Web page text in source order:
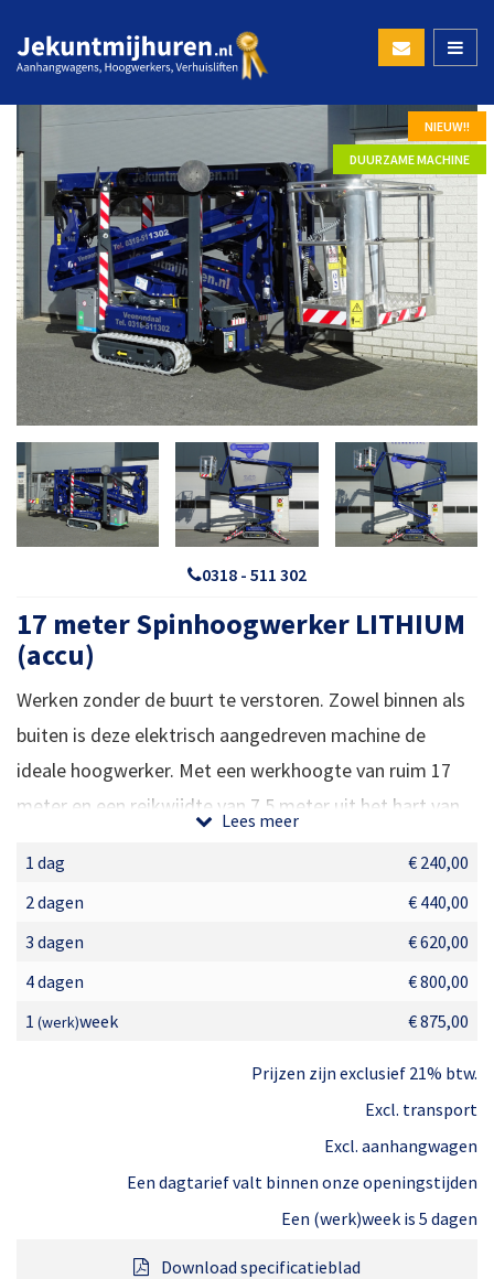
NIEUW!!
DUURZAME MACHINE
0318 - 511 302
17 meter Spinhoogwerker LITHIUM
(accu)
Werken zonder de buurt te verstoren. Zowel binnen als
buiten is deze elektrisch aangedreven machine de
ideale hoogwerker. Met een werkhoogte van ruim 17
meter en een reikwijdte van 7,5 meter uit het hart van
prima met twee personen op hoogte worden gewerkt.
Duurzaam en stil
Deze machine is voorzien van een Lithium accu pakket
waarmee makkelijk meerdere werkdagen kan worden
machine niet alleen heel stil, maar ook emissievrij. Door
deze machine in te zetten wordt iedere klus een stukje
De belangrijkste eigenschappen van de 17 meter
Spinhoogwerker LITHIUM (accu) zijn:
Lees meer
1 dag
€ 240,00
2 dagen
€ 440,00
3 dagen
€ 620,00
4 dagen
€ 800,00
1 (werk)week € 875,00
Prijzen zijn exclusief 21% btw.
Excl. transport
Excl. aanhangwagen
Een dagtarief valt binnen onze openingstijden
Een (werk)week is 5 dagen
Download specificatieblad